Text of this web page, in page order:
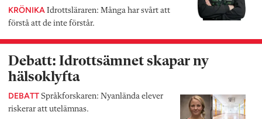
KRÖNIKA Idrottsläraren: Många har svårt att
förstå att de inte förstår.
Debatt: Idrottsämnet skapar ny
hälsoklyfta
DEBATT Språkforskaren: Nyanlända elever
riskerar att utelämnas.